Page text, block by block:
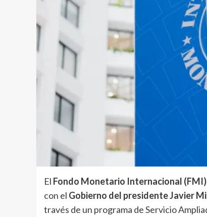
El Fondo Monetario Internacional (FMI)
con el Gobierno del presidente Javier
través de un programa de Servicio